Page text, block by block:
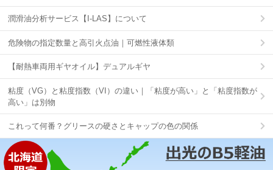
潤滑油分析サービス【I-LAS】について
危険物の指定数量と高引火点油｜可燃性液体類
【耐熱車両用ギヤオイル】デュアルギヤ
粘度（VG）と粘度指数（VI）の違い｜「粘度が高い」と「粘度指数が
高い」は別物
これって何番？グリースの硬さとキャップの色の関係